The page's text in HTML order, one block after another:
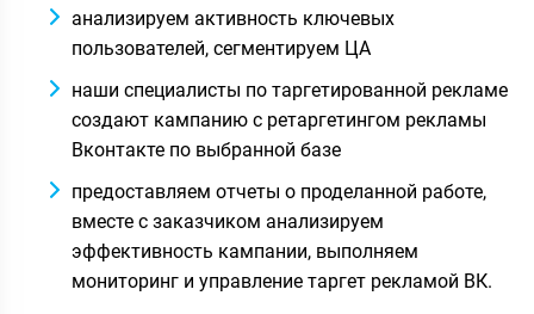
анализируем активность ключевых
пользователей, сегментируем ЦА
наши специалисты по таргетированной рекламе
создают кампанию с ретаргетингом рекламы
Вконтакте по выбранной базе
предоставляем отчеты о проделанной работе,
вместе с заказчиком анализируем
эффективность кампании, выполняем
мониторинг и управление таргет рекламой ВК.